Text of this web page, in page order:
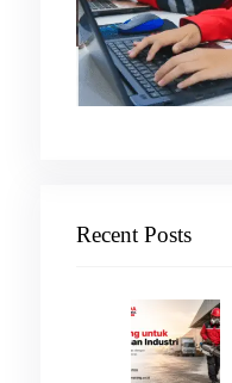
Recent Posts